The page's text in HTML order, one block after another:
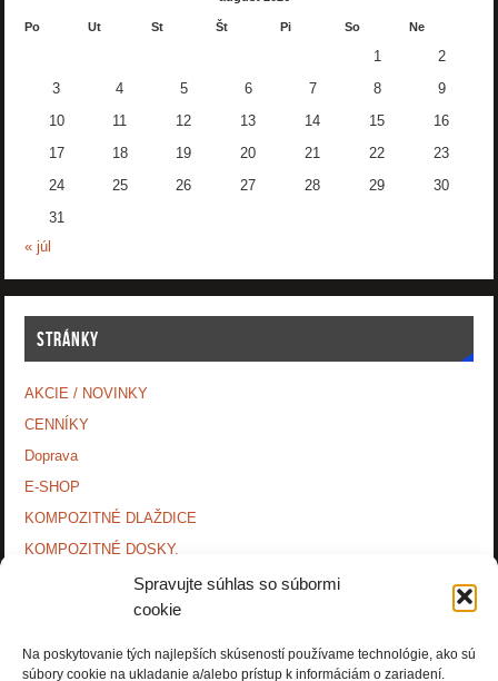
Spravujte súhlas so súbormi
cookie
Na poskytovanie tých najlepších skúseností používame technológie, ako sú
súbory cookie na ukladanie a/alebo prístup k informáciám o zariadení.
Po Ut St Št Pi So Ne
1 2
3 4 5 6 7 8 9
10 11 12 13 14 15 16
17 18 19 20 21 22 23
24 25 26 27 28 29 30
31
« júl
STRÁNKY
AKCIE / NOVINKY
CENNÍKY
Doprava
E-SHOP
KOMPOZITNÉ DLAŽDICE
KOMPOZITNÉ DOSKY.
MONTÁŽNE NÁVODY
OCHRANA OSOBNÝCH ÚDAJOV